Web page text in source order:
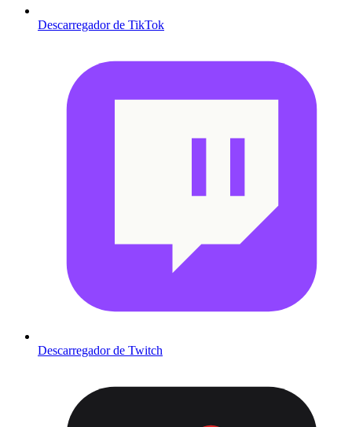
Descarregador de TikTok
Descarregador de Twitch